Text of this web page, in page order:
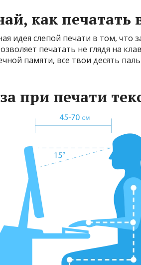
как печатать
идея слепой печати в том, что
печатать не глядя на
памяти, все твои десять
при печати